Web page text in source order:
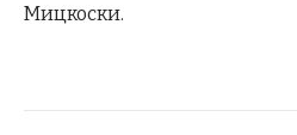
Мицкоски.